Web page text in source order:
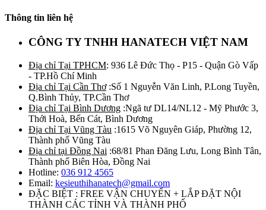
Thông tin liên hệ
CÔNG TY TNHH HANATECH VIỆT NAM
Địa chỉ Tại TPHCM: 936 Lê Đức Thọ - P15 - Quận Gò Vấp
- TP.Hồ Chí Minh
Địa chỉ Tại Cần Thơ:Số 1 Nguyễn Văn Linh, P.Long Tuyền,
Q.Bình Thủy, TP.Cần Thơ
Địa chỉ Tại Bình Dương :Ngã tư DL14/NL12 - Mỹ Phước 3,
Thới Hoà, Bến Cát, Bình Dương
Địa chỉ Tại Vũng Tàu :1615 Võ Nguyên Giáp, Phường 12,
Thành phố Vũng Tàu
Địa chỉ tại Đồng Nai :68/81 Phan Đăng Lưu, Long Bình Tân,
Thành phố Biên Hòa, Đồng Nai
Hotline: 036 912 4565
Email: kesieuthihanatech@gmail.com
ĐẶC BIỆT : FREE VẬN CHUYỂN + LẮP ĐẶT NỘI
THÀNH CÁC TỈNH VÀ THÀNH PHỐ